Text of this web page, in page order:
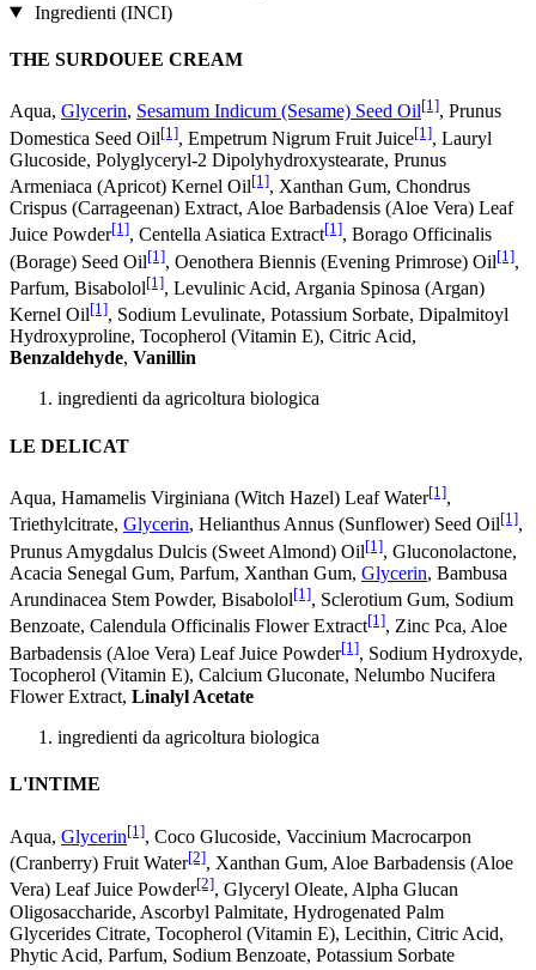
Ingredienti (INCI)
THE SURDOUEE CREAM
Aqua, Glycerin, Sesamum Indicum (Sesame) Seed Oil[1], Prunus
Domestica Seed Oil[1], Empetrum Nigrum Fruit Juice[1], Lauryl
Glucoside, Polyglyceryl-2 Dipolyhydroxystearate, Prunus
Armeniaca (Apricot) Kernel Oil[1], Xanthan Gum, Chondrus
Crispus (Carrageenan) Extract, Aloe Barbadensis (Aloe Vera) Leaf
Juice Powder[1], Centella Asiatica Extract[1], Borago Officinalis
(Borage) Seed Oil[1], Oenothera Biennis (Evening Primrose) Oil[1],
Parfum, Bisabolol[1], Levulinic Acid, Argania Spinosa (Argan)
Kernel Oil[1], Sodium Levulinate, Potassium Sorbate, Dipalmitoyl
Hydroxyproline, Tocopherol (Vitamin E), Citric Acid,
Benzaldehyde, Vanillin
ingredienti da agricoltura biologica
LE DELICAT
Aqua, Hamamelis Virginiana (Witch Hazel) Leaf Water[1],
Triethylcitrate, Glycerin, Helianthus Annus (Sunflower) Seed Oil[1],
Prunus Amygdalus Dulcis (Sweet Almond) Oil[1], Gluconolactone,
Acacia Senegal Gum, Parfum, Xanthan Gum, Glycerin, Bambusa
Arundinacea Stem Powder, Bisabolol[1], Sclerotium Gum, Sodium
Benzoate, Calendula Officinalis Flower Extract[1], Zinc Pca, Aloe
Barbadensis (Aloe Vera) Leaf Juice Powder[1], Sodium Hydroxyde,
Tocopherol (Vitamin E), Calcium Gluconate, Nelumbo Nucifera
Flower Extract, Linalyl Acetate
ingredienti da agricoltura biologica
L'INTIME
Aqua, Glycerin[1], Coco Glucoside, Vaccinium Macrocarpon
(Cranberry) Fruit Water[2], Xanthan Gum, Aloe Barbadensis (Aloe
Vera) Leaf Juice Powder[2], Glyceryl Oleate, Alpha Glucan
Oligosaccharide, Ascorbyl Palmitate, Hydrogenated Palm
Glycerides Citrate, Tocopherol (Vitamin E), Lecithin, Citric Acid,
Phytic Acid, Parfum, Sodium Benzoate, Potassium Sorbate